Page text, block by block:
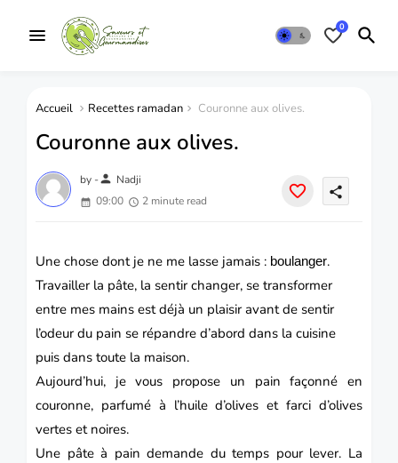
0
Accueil Recettes ramadan Couronne aux olives.
Couronne aux olives.
by -person Nadji
09:00
2 minute read
share
Une chose dont je ne me lasse jamais : boulanger.
Travailler la pâte, la sentir changer, se transformer
entre mes mains est déjà un plaisir avant de sentir
l’odeur du pain se répandre d’abord dans la cuisine
puis dans toute la maison.
Aujourd’hui, je vous propose un painfaçonné en
couronne, parfumé à l’huile d’olives et farci d’olives
vertes et noires.
Une pâte à pain demande du temps pour lever. La